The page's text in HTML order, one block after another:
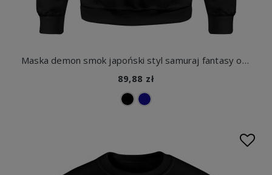
Maska demon smok japoński styl samuraj fantasy orientalny dragon tattoo vibe Męska bluza
89,88 zł